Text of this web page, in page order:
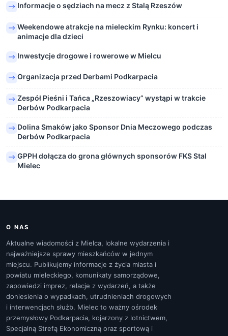
Informacje o sędziach na mecz z Stalą Rzeszów
Weekendowe atrakcje na mieleckim Rynku: koncert i
animacje dla dzieci
Inwestycje drogowe i rowerowe w Mielcu
Organizacja przed Derbami Podkarpacia
Zespół Pieśni i Tańca „Rzeszowiacy” wystąpi w trakcie
Derbów Podkarpacia
Dolina Smaków jako Sponsor Dnia Meczowego podczas
Derbów Podkarpacia
GPPH dołącza do grona głównych sponsorów FKS Stal
Mielec
O NAS
Aktualne wiadomości z Mielca, lokalne wydarzenia i
najważniejsze sprawy mieszkańców w jednym
miejscu. Publikujemy informacje z życia miasta i
powiatu mieleckiego, komunikaty samorządowe,
zapowiedzi imprez, relacje z wydarzeń, a także
doniesienia o wypadkach, utrudnieniach drogowych
i interwencjach służb. Mielec to ważny ośrodek
przemysłowy Podkarpacia, kojarzony z lotnictwem,
Specjalną Strefą Ekonomiczną oraz sportową i